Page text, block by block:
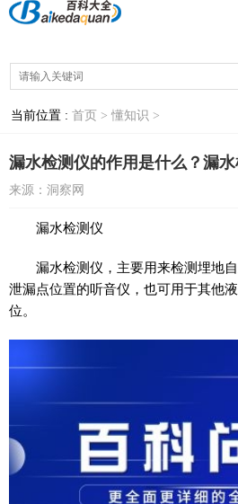
当前位置 : 首页 > 懂知识 >
漏水检测仪的作用是什么？漏
来源：洞察网
漏水检测仪
漏水检测仪，主要用来检测埋地
泄漏点位置的听音仪，也可用于其他
位。